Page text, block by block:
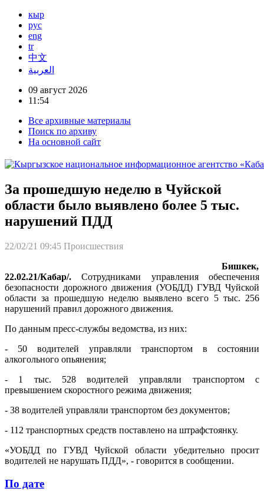
кыр
рус
eng
tr
中文
العربية
09 август 2026
11:54
Все архивные материалы
Поиск по архиву
На основной сайт
За прошедшую неделю в Чуйской
области было выявлено более 5 тыс.
нарушений ПДД
22/02/21 09:45 Происшествия
Бишкек,
22.02.21/Кабар/. Сотрудниками управления обеспечения
безопасности дорожного движения (УОБДД) ГУВД Чуйской
области за прошедшую неделю выявлено всего 5 тыс. 256
нарушений правил дорожного движения.
По данным пресс-службы ведомства, из них:
- 50 водителей управляли транспортом в состоянии
алкогольного опьянения;
- 1 тыс. 528 водителей управляли транспортом с
превышением скоростного режима движения;
- 38 водителей управляли транспортом без документов;
- 112 транспортных средств поставлено на штрафстоянку.
«УОБДД по ГУВД Чуйской области убедительно просит
водителей не нарушать ПДД», - говорится в сообщении.
По дате